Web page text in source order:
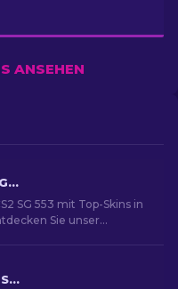
ANSEHEN
Die besten CS2 SG 553 Skins [2026]
SG 553 mit Top-Skins in
Sie unser
Die Beliebtesten Skins in CS2